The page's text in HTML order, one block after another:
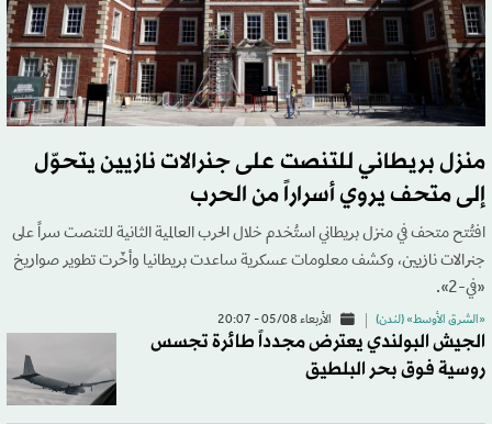
منزل بريطاني للتنصت على جنرالات نازيين يتحوّل
إلى متحف يروي أسراراً من الحرب
افتُتح متحف في منزل بريطاني استُخدم خلال الحرب العالمية الثانية للتنصت سراً على
جنرالات نازيين، وكشف معلومات عسكرية ساعدت بريطانيا وأخّرت تطوير صواريخ
«في-2».
«الشرق الأوسط» (لندن) الأربعاء 05/08 - 20:07
الجيش البولندي يعترض مجدداً طائرة تجسس
روسية فوق بحر البلطيق